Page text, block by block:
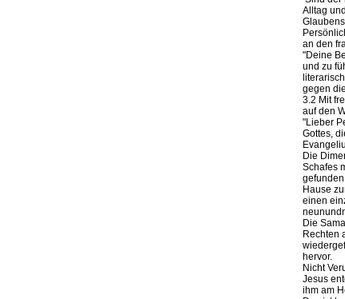
Alltag
an den
"Deine
und zu
gegen
3.2 Mit
auf den
"Lieber
Gottes,
Die
Schafes
Hause
einen
Die
Rechten
hervor.
Nicht
Jesus
ihm am